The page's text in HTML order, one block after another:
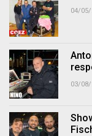
04/05/
03/08/